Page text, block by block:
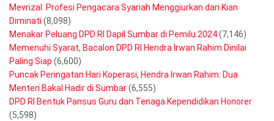
Mevrizal: Profesi Pengacara Syariah Menggiurkan dan Kian
Diminati (8,098)
Menakar Peluang DPD RI Dapil Sumbar di Pemilu 2024(7,146)
Memenuhi Syarat, Bacalon DPD RI Hendra Irwan Rahim Dinilai
Paling Siap (6,600)
Puncak Peringatan Hari Koperasi, Hendra Irwan Rahim: Dua
Menteri Bakal Hadir di Sumbar(6,555)
DPD RI Bentuk Pansus Guru dan Tenaga Kependidikan Honorer
(5,598)